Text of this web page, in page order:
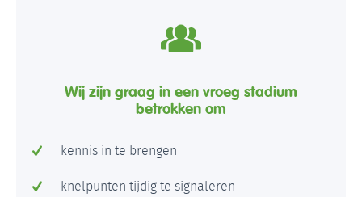
Wij zijn graag in een vroeg stadium
betrokken om
kennis in te brengen
knelpunten tijdig te signaleren